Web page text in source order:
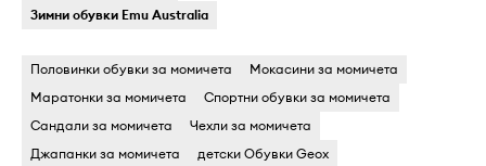
Зимни обувки Emu Australia
Половинки обувки за момичета
Мокасини за момичета
Маратонки за момичета
Спортни обувки за момичета
Сандали за момичета
Чехли за момичета
Джапанки за момичета
детски Обувки Geox